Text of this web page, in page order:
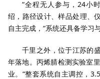
“全程无人参与，24小
绍，路径设计、样品处理、
自主完成，“系统还具备学习
千里之外，位于江苏的
年落地。丙烯腈检测实验室
业。“整套系统自主调控，